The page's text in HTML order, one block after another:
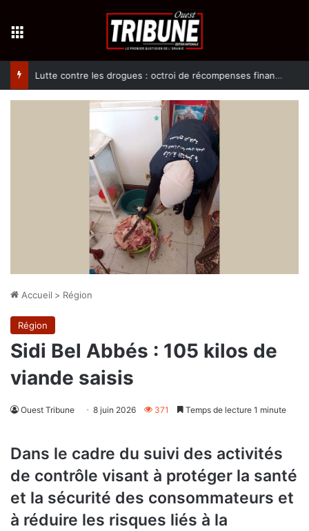
Lutte contre les drogues : octroi de récompenses financières aux dénonciateurs de trafiquants
Accueil > Région
Région
Sidi Bel Abbés : 105 kilos de
viande saisis
Ouest Tribune 8 juin 2026 371 Temps de lecture 1 minute
Dans le cadre du suivi des activités
de contrôle visant à protéger la santé
et la sécurité des consommateurs et
à réduire les risques liés à la